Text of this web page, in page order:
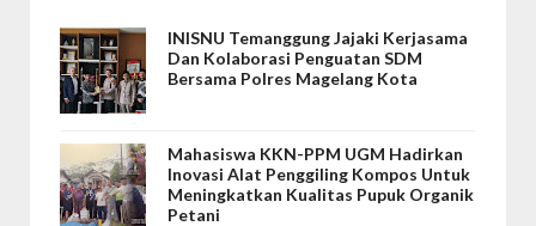
INISNU Temanggung Jajaki Kerjasama
Dan Kolaborasi Penguatan SDM
Bersama Polres Magelang Kota
Mahasiswa KKN-PPM UGM Hadirkan
Inovasi Alat Penggiling Kompos Untuk
Meningkatkan Kualitas Pupuk Organik
Petani